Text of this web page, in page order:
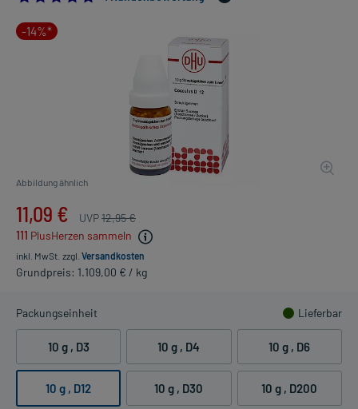
-14%*
Abbildung ähnlich
11,09 € UVP12,95 €
111 PlusHerzen sammeln
inkl. MwSt. zzgl. Versandkosten
Grundpreis: 1.109,00 € / kg
Packungseinheit Lieferbar
10 g , D3 10 g , D4 10 g , D6
10 g , D12 10 g , D30 10 g , D200